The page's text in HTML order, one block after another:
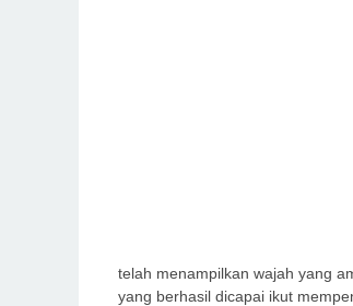
telah menampilkan wajah yang
yang berhasil dicapai ikut